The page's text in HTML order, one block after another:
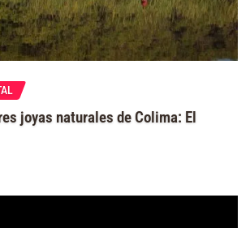
joyas naturales de Colima: El